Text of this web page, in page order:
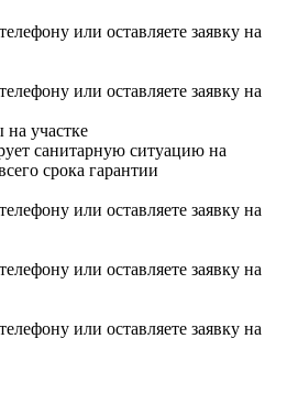
или оставляете заявку на
или оставляете заявку на
на участке
санитарную ситуацию на
срока гарантии
или оставляете заявку на
или оставляете заявку на
или оставляете заявку на